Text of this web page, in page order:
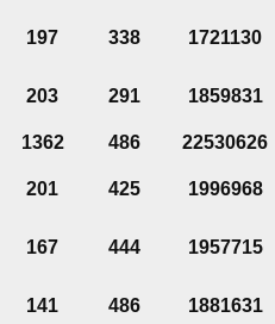
197 338 1721130
203 291 1859831
1362 486
22530626
201 425 1996968
167 444 1957715
141 486 1881631